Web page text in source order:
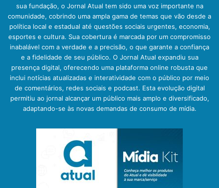
sua fundação, o Jornal Atual tem sido uma voz importante na
comunidade, cobrindo uma ampla gama de temas que vão desde a
política local e estadual até questões sociais urgentes, economia,
esportes e cultura. Sua cobertura é marcada por um compromisso
inabalável com a verdade e a precisão, o que garante a confiança
e a fidelidade de seu público. O Jornal Atual expandiu sua
presença digital, oferecendo uma plataforma online robusta que
inclui notícias atualizadas e interatividade com o público por meio
de comentários, redes sociais e podcast. Esta evolução digital
permitiu ao jornal alcançar um público mais amplo e diversificado,
adaptando-se às novas demandas de consumo de mídia.